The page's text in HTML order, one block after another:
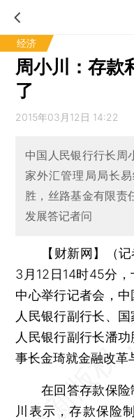
经济
周小川：存款
了
2015年03月12日 14:22
中国人民银行行长周
家外汇管理局局长
胜，丝路基金有限责
发展答记者问
【财新网】（
3月12日14时45分
中心举行记者会，
人民银行副行长、
人民银行副行长潘
事长金琦就金融改革
在回答存款保险
川表示，存款保险